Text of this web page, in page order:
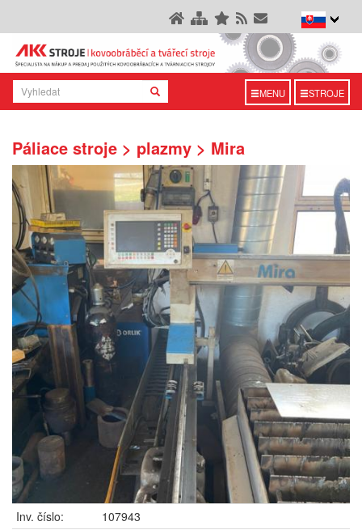
MENU STROJE
Páliace stroje > plazmy > Mira
Inv. číslo:
107943